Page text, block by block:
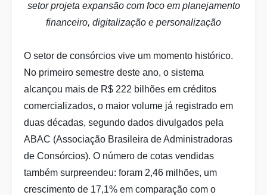
setor projeta expansão com foco em planejamento
financeiro, digitalização e personalização
O setor de consórcios vive um momento histórico.
No primeiro semestre deste ano, o sistema
alcançou mais de R$ 222 bilhões em créditos
comercializados, o maior volume já registrado em
duas décadas, segundo dados divulgados pela
ABAC (Associação Brasileira de Administradoras
de Consórcios). O número de cotas vendidas
também surpreendeu: foram 2,46 milhões, um
crescimento de 17,1% em comparação com o